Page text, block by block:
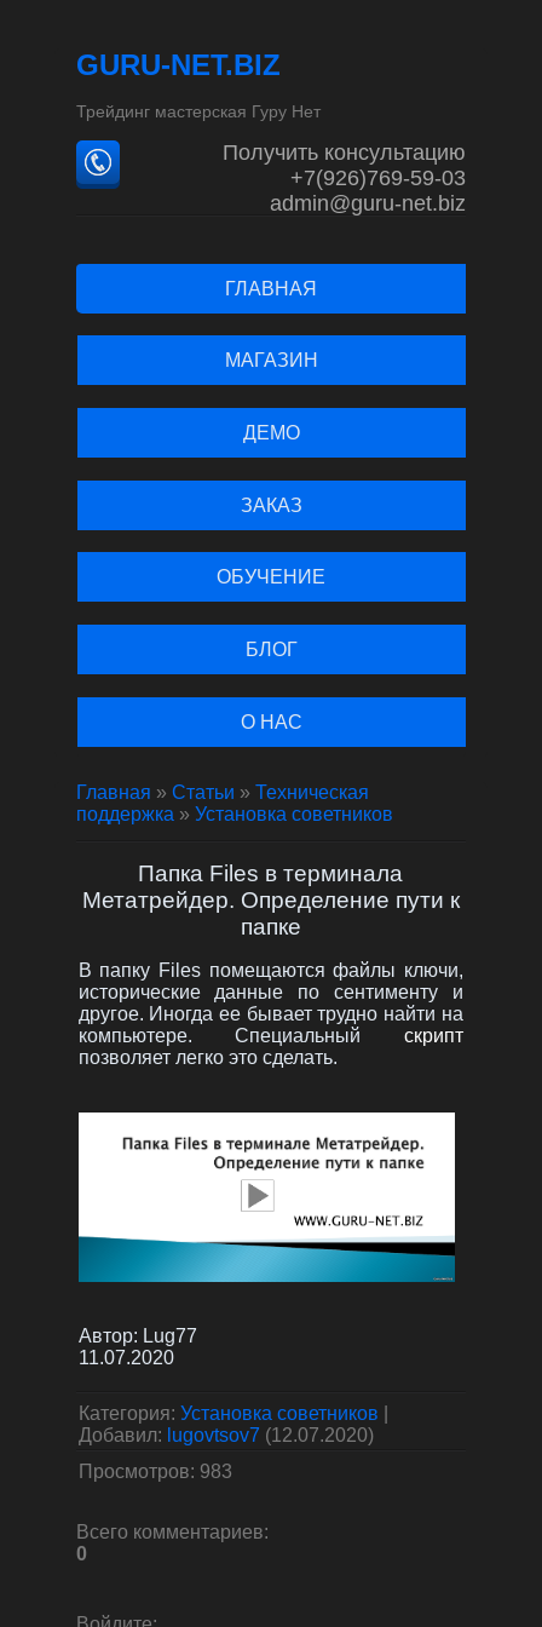
GURU-NET.BIZ
Трейдинг мастерская Гуру Нет
Получить консультацию
+7(926)769-59-03
admin@guru-net.biz
ГЛАВНАЯ
МАГАЗИН
ДЕМО
ЗАКАЗ
ОБУЧЕНИЕ
БЛОГ
О НАС
Главная » Статьи » Техническая
поддержка » Установка советников
Папка Files в терминала
Метатрейдер. Определение пути к
папке
В папку Files помещаются файлы ключи,
исторические данные по сентименту и
другое. Иногда ее бывает трудно найти на
компьютере. Специальный скрипт
позволяет легко это сделать.
Автор: Lug77
11.07.2020
Категория: Установка советников
Добавил: lugovtsov7 (12.07.2020)
Просмотров: 983
Всего комментариев:
0